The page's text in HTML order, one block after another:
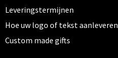
Leveringstermijnen
Hoe uw logo of tekst aanleveren
Custom made gifts